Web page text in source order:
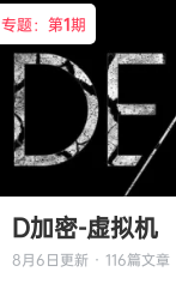
专题：第1期
D加密-虚拟机
8月6日更新 · 116篇文章